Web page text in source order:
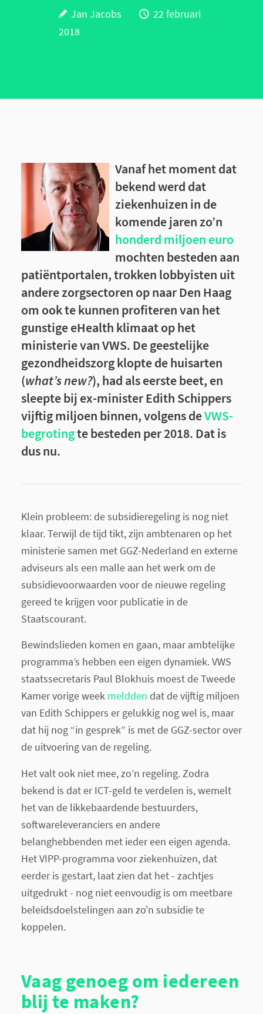
Jan Jacobs
22 februari
2018
Vanaf het moment dat
bekend werd dat
ziekenhuizen in de
komende jaren zo’n
honderd miljoen euro
mochten besteden aan
patiëntportalen, trokken lobbyisten uit
andere zorgsectoren op naar Den Haag
om ook te kunnen profiteren van het
gunstige eHealth klimaat op het
ministerie van VWS. De geestelijke
gezondheidszorg klopte de huisarten
(what’s new?), had als eerste beet, en
sleepte bij ex-minister Edith Schippers
vijftig miljoen binnen, volgens deVWS-
begrotingte besteden per 2018. Dat is
dus nu.
Klein probleem: de subsidieregeling is nog niet
klaar. Terwijl de tijd tikt, zijn ambtenaren op het
ministerie samen met GGZ-Nederland en externe
adviseurs als een malle aan het werk om de
subsidievoorwaarden voor de nieuwe regeling
gereed te krijgen voor publicatie in de
Staatscourant.
Bewindslieden komen en gaan, maar ambtelijke
programma’s hebben een eigen dynamiek. VWS
staatssecretaris Paul Blokhuis moest de Tweede
Kamer vorige week meldden dat de vijftig miljoen
van Edith Schippers er gelukkig nog wel is, maar
dat hij nog “in gesprek” is met de GGZ-sector over
de uitvoering van de regeling.
Het valt ook niet mee, zo’n regeling. Zodra
bekend is dat er ICT-geld te verdelen is, wemelt
het van de likkebaardende bestuurders,
softwareleveranciers en andere
belanghebbenden met ieder een eigen agenda.
Het VIPP-programma voor ziekenhuizen, dat
eerder is gestart, laat zien dat het - zachtjes
uitgedrukt - nog niet eenvoudig is om meetbare
beleidsdoelstelingen aan zo'n subsidie te
koppelen.
Vaag genoeg om iedereen
blij te maken?